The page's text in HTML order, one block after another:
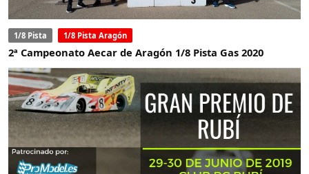
1/8 Pista 1/8 Pista Aragón
2ª Campeonato Aecar de Aragón 1/8 Pista Gas 2020